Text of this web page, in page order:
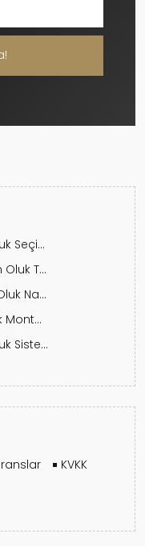
KVKK
Doğru Oluk Seçimi Yapının Ömrünü Nasıl Etkiler?
Paslanan Oluk Tamir Edilir Mi?
Tıkanan Oluk Nasıl Temizlenir?
Eksiz Oluk Montajında Bilmeniz Gereken Her Şey
Boyalı Oluk Sistemlerinde Renk Solması Olur mu?